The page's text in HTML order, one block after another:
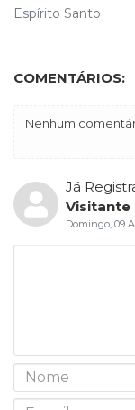
Espírito Santo
COMENTÁRIOS:
Nenhum
Já
Visitante
Domingo, 09